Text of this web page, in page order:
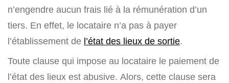
n’engendre aucun frais lié à la rémunération d’un
tiers. En effet, le locataire n’a pas à payer
l’établissement de l’état des lieux de sortie.
Toute clause qui impose au locataire le paiement de
l’état des lieux est abusive. Alors, cette clause sera